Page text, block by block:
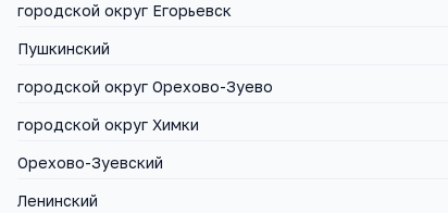
городской округ Егорьевск
Пушкинский
городской округ Орехово-Зуево
городской округ Химки
Орехово-Зуевский
Ленинский